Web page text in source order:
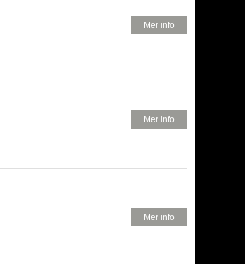
Mer info
Mer info
Mer info